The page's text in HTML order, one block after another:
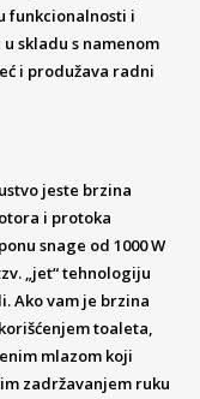
funkcionalnosti i
skladu s namenom
i produžava radni
jeste brzina
i protoka
snage od 1000 W
„jet“ tehnologiju
Ako vam je brzina
toaleta,
mlazom koji
zadržavanjem ruku